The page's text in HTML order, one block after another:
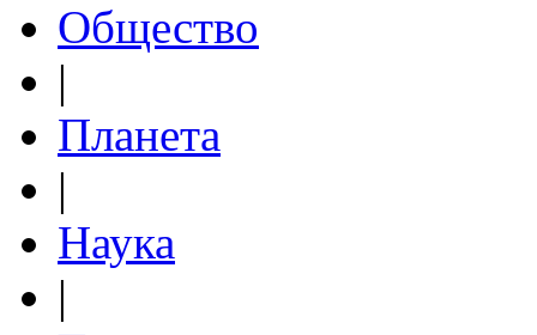
Общество
|
Планета
|
Наука
|